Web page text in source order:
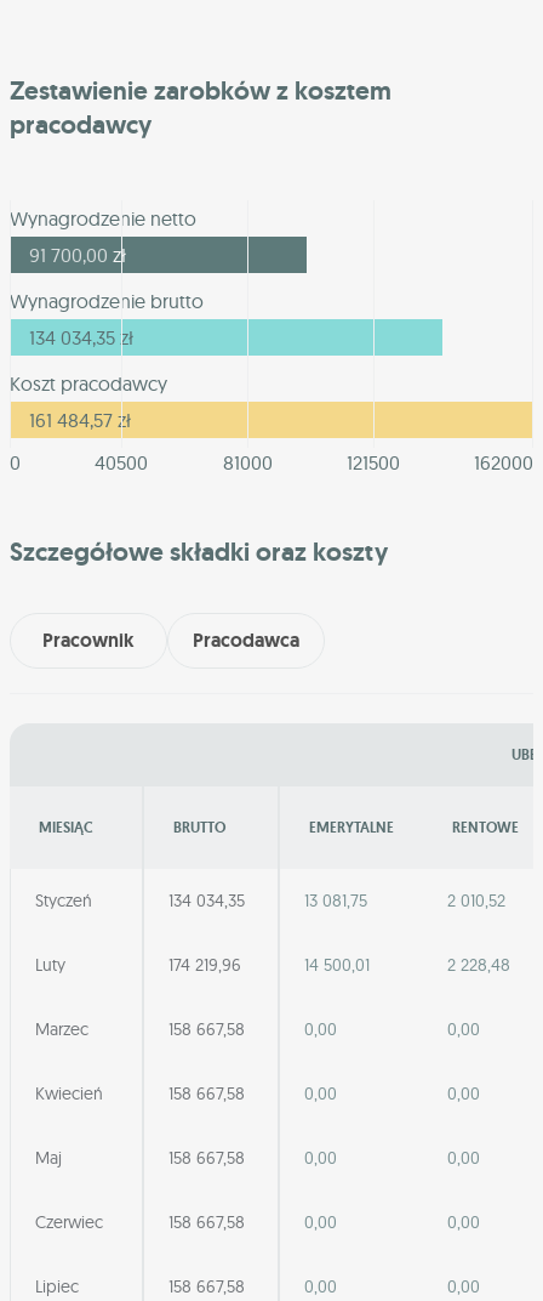
Zestawienie zarobków z kosztem
pracodawcy
Wynagrodzenie netto
91 700,00 zł
Wynagrodzenie brutto
134 034,35 zł
Koszt pracodawcy
161 484,57 zł
0
40500 81000 121500 162000
Szczegółowe składki oraz koszty
Pracownik Pracodawca
MIESIĄC BRUTTO EMERYTALNE RENTOWE
Styczeń 134 034,35 13 081,75 2 010,52
Luty 174 219,96 14 500,01 2 228,48
Marzec 158 667,58 0,00 0,00
Kwiecień 158 667,58 0,00 0,00
Maj 158 667,58 0,00 0,00
Czerwiec 158 667,58 0,00 0,00
Lipiec 158 667,58 0,00 0,00